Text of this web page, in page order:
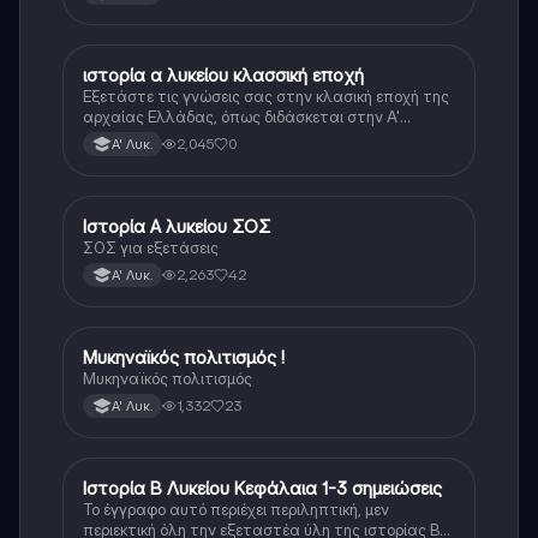
Ιστορία
ιστορία α λυκείου κλασσική εποχή
Εξετάστε τις γνώσεις σας στην κλασική εποχή της
αρχαίας Ελλάδας, όπως διδάσκεται στην Α'
Λυκείου.Α' Λυκ. 2,045 0
Ιστορία
Ιστορία Α λυκείου ΣΟΣ
ΣΟΣ για εξετάσεις
Α' Λυκ. 2,263 42
Ιστορία
Μυκηναϊκός πολιτισμός !
Μυκηναϊκός πολιτισμός
Α' Λυκ. 1,332 23
Ιστορία
Ιστορία Β Λυκείου Κεφάλαια 1-3 σημειώσεις
Το έγγραφο αυτό περιέχει περιληπτική, μεν
περιεκτική όλη την εξεταστέα ύλη της ιστορίας Β